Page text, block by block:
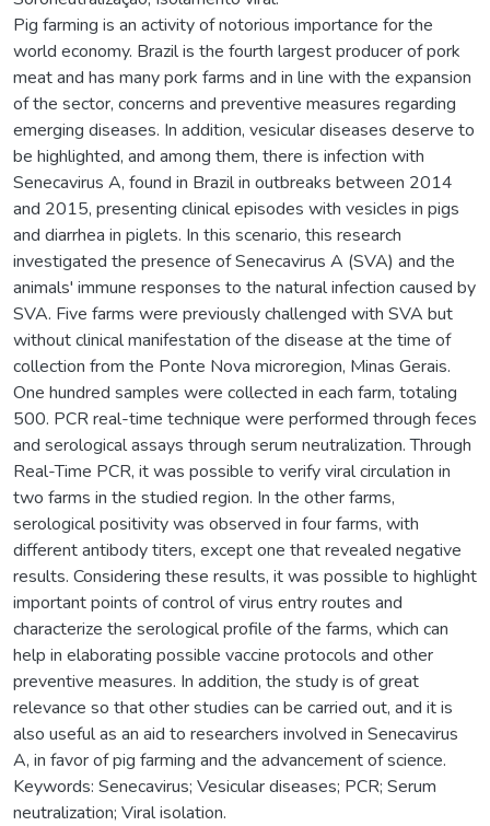
Pig farming is an activity of notorious importance for the
world economy. Brazil is the fourth largest producer of pork
meat and has many pork farms and in line with the expansion
of the sector, concerns and preventive measures regarding
emerging diseases. In addition, vesicular diseases deserve to
be highlighted, and among them, there is infection with
Senecavirus A, found in Brazil in outbreaks between 2014
and 2015, presenting clinical episodes with vesicles in pigs
and diarrhea in piglets. In this scenario, this research
investigated the presence of Senecavirus A (SVA) and the
animals' immune responses to the natural infection caused by
SVA. Five farms were previously challenged with SVA but
without clinical manifestation of the disease at the time of
collection from the Ponte Nova microregion, Minas Gerais.
One hundred samples were collected in each farm, totaling
500. PCR real-time technique were performed through feces
and serological assays through serum neutralization. Through
Real-Time PCR, it was possible to verify viral circulation in
two farms in the studied region. In the other farms,
serological positivity was observed in four farms, with
different antibody titers, except one that revealed negative
results. Considering these results, it was possible to highlight
important points of control of virus entry routes and
characterize the serological profile of the farms, which can
help in elaborating possible vaccine protocols and other
preventive measures. In addition, the study is of great
relevance so that other studies can be carried out, and it is
also useful as an aid to researchers involved in Senecavirus
A, in favor of pig farming and the advancement of science.
Keywords: Senecavirus; Vesicular diseases; PCR; Serum
neutralization; Viral isolation.